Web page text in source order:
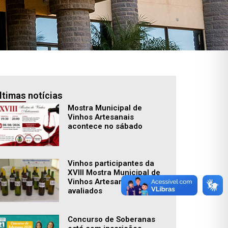
notícias
Mostra Municipal de
Vinhos Artesanais
acontece no sábado
Vinhos participantes da
XVIII Mostra Municipal de
Vinhos Artesanais foram
avaliados
Concurso de Soberanas